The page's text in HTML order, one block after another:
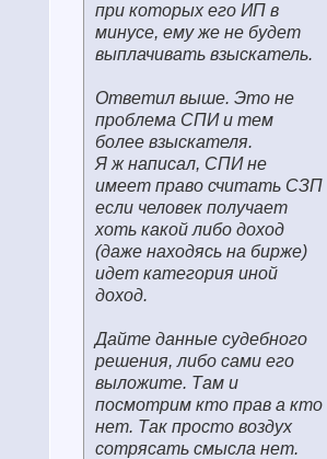
при которых его ИП в
минусе, ему же не будет
выплачивать взыскатель.
Ответил выше. Это не
проблема СПИ и тем
более взыскателя.
Я ж написал, СПИ не
имеет право считать СЗП
если человек получает
хоть какой либо доход
(даже находясь на бирже)
идет категория иной
доход.
Дайте данные судебного
решения, либо сами его
выложите. Там и
посмотрим кто прав а кто
нет. Так просто воздух
сотрясать смысла нет.